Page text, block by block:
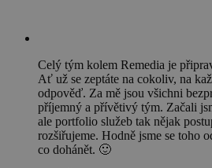
Celý tým kolem Remedia je
Ať už se zeptáte na cokoliv, na
odpověď. Za mě jsou všichni
příjemný a přívětivý tým. Začali
ale portfolio služeb tak nějak
rozšiřujeme. Hodně jsme se toho
co dohánět. 🙂